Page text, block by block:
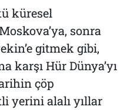
küresel
sonra
gitmek gibi,
karşı Hür Dünya’yı
çöp
yerini alalı yıllar